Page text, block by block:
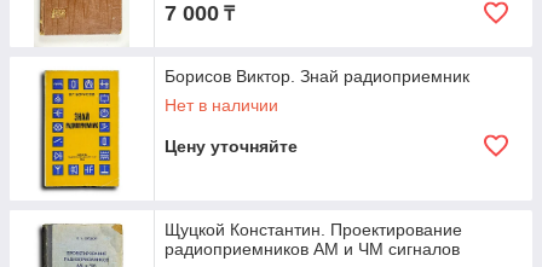
7 000 ₸
Борисов Виктор. Знай радиоприемник
Нет в наличии
Цену уточняйте
Щуцкой Константин. Проектирование
радиоприемников АМ и ЧМ сигналов